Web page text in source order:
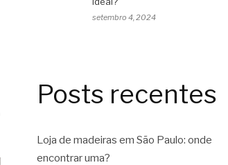
setembro 4, 2024
Posts recentes
Loja de madeiras em São Paulo: onde
encontrar uma?